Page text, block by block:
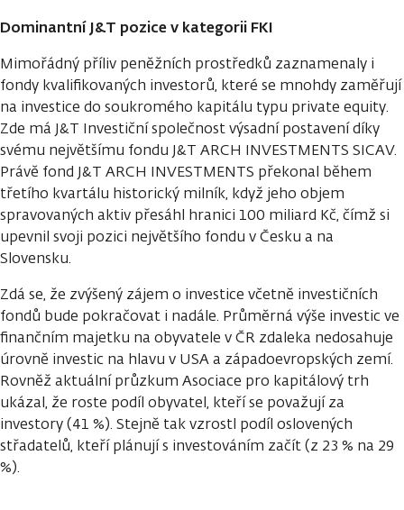
Dominantní J&T pozice v kategorii FKI
Mimořádný příliv peněžních prostředků zaznamenaly i
fondy kvalifikovaných investorů, které se mnohdy zaměřují
na investice do soukromého kapitálu typu private equity.
Zde má J&T Investiční společnost výsadní postavení díky
svému největšímu fondu J&T ARCH INVESTMENTS SICAV.
Právě fond J&T ARCH INVESTMENTS překonal během
třetího kvartálu historický milník, když jeho objem
spravovaných aktiv přesáhl hranici 100 miliard Kč, čímž si
upevnil svoji pozici největšího fondu v Česku a na
Slovensku.
Zdá se, že zvýšený zájem o investice včetně investičních
fondů bude pokračovat i nadále. Průměrná výše investic ve
finančním majetku na obyvatele v ČR zdaleka nedosahuje
úrovně investic na hlavu v USA a západoevropských zemí.
Rovněž aktuální průzkum Asociace pro kapitálový trh
ukázal, že roste podíl obyvatel, kteří se považují za
investory (41 %). Stejně tak vzrostl podíl oslovených
střadatelů, kteří plánují s investováním začít (z 23 % na 29
%).